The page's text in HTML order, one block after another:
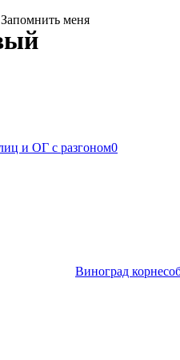
Запомнить меня
и ОГ с разгоном0
Виноград